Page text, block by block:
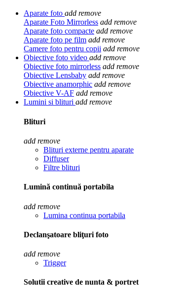
Aparate foto add remove
Aparate Foto Mirrorless add remove
Aparate foto compacte add remove
Aparate foto pe film add remove
Camere foto pentru copii add remove
Obiective foto video add remove
Obiective foto mirrorless add remove
Obiective Lensbaby add remove
Obiective anamorphic add remove
Obiective V-AF add remove
Lumini si blituri add remove
Blituri
add remove
Blituri externe pentru aparate
Diffuser
Filtre blituri
Lumină continuă portabila
add remove
Lumina continua portabila
Declanşatoare bliţuri foto
add remove
Trigger
Solutii creative de nunta & portret